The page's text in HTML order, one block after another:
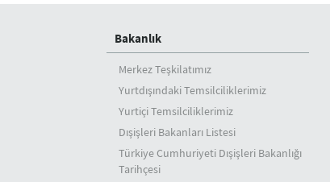
Bakanlık
Merkez Teşkilatımız
Yurtdışındaki Temsilciliklerimiz
Yurtiçi Temsilciliklerimiz
Dışişleri Bakanları Listesi
Türkiye Cumhuriyeti Dışişleri Bakanlığı
Tarihçesi